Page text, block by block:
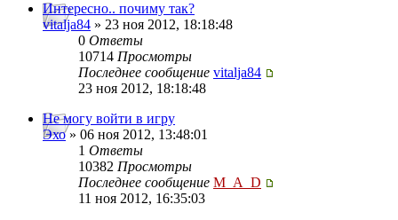
Интересно.. почиму так?
vitalja84 » 23 ноя 2012, 18:18:48
0 Ответы
10714 Просмотры
Последнее сообщение vitalja84
23 ноя 2012, 18:18:48
Не могу войти в игру
Эхо» 06 ноя 2012, 13:48:01
1 Ответы
10382 Просмотры
Последнее сообщение M_A_D
11 ноя 2012, 16:35:03